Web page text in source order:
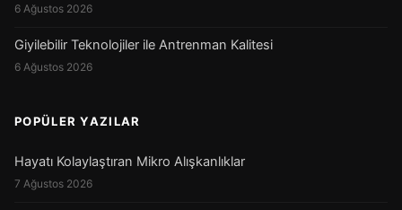
6 Ağustos 2026
Giyilebilir Teknolojiler ile Antrenman Kalitesi
6 Ağustos 2026
POPÜLER YAZILAR
Hayatı Kolaylaştıran Mikro Alışkanlıklar
7 Ağustos 2026